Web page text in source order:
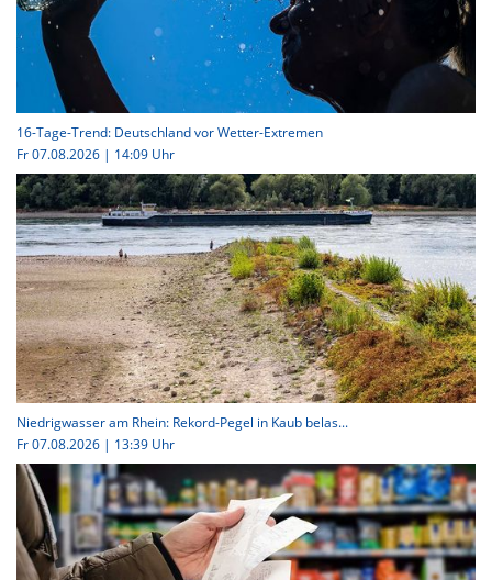
16-Tage-Trend: Deutschland vor Wetter-Extremen
Fr 07.08.2026 | 14:09 Uhr
Niedrigwasser am Rhein: Rekord-Pegel in Kaub belas...
Fr 07.08.2026 | 13:39 Uhr